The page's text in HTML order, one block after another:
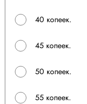
40 копеек.
45 копеек.
50 копеек.
55 копеек.